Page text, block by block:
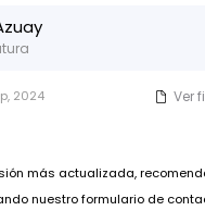
2024 Ver
más actualizada,
nuestro formulario de